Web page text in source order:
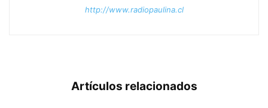
http://www.radiopaulina.cl
Artículos relacionados